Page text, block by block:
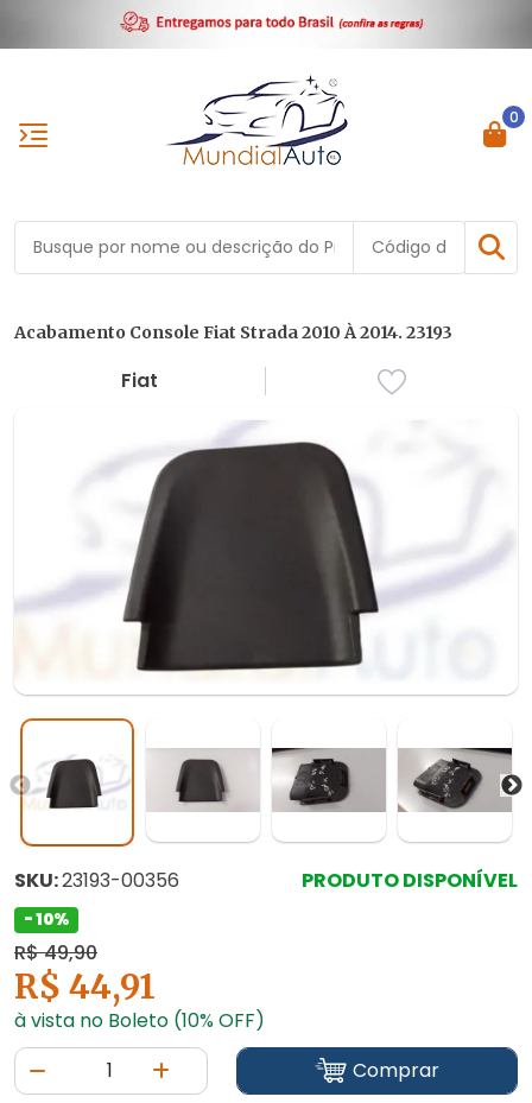
0
Acabamento Console Fiat Strada 2010 À 2014. 23193
Fiat
SKU:23193-00356 PRODUTO DISPONÍVEL
- 10%
R$ 49,90
R$ 44,91
à vista no Boleto (10% OFF)
Comprar